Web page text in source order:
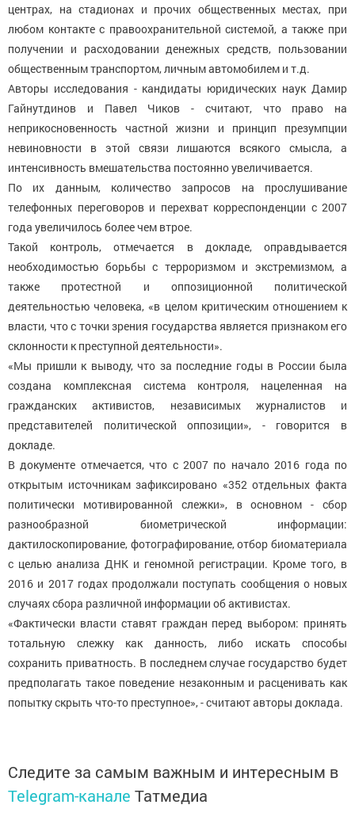
центрах, на стадионах и прочих общественных местах, при
любом контакте с правоохранительной системой, а также при
получении и расходовании денежных средств, пользовании
общественным транспортом, личным автомобилем и т.д.
Авторы исследования - кандидаты юридических наук Дамир
Гайнутдинов и Павел Чиков - считают, что право на
неприкосновенность частной жизни и принцип презумпции
невиновности в этой связи лишаются всякого смысла, а
интенсивность вмешательства постоянно увеличивается.
По их данным, количество запросов на прослушивание
телефонных переговоров и перехват корреспонденции с 2007
года увеличилось более чем втрое.
Такой контроль, отмечается в докладе, оправдывается
необходимостью борьбы с терроризмом и экстремизмом, а
также протестной и оппозиционной политической
деятельностью человека, «в целом критическим отношением к
власти, что с точки зрения государства является признаком его
склонности к преступной деятельности».
«Мы пришли к выводу, что за последние годы в России была
создана комплексная система контроля, нацеленная на
гражданских активистов, независимых журналистов и
представителей политической оппозиции», - говорится в
докладе.
В документе отмечается, что с 2007 по начало 2016 года по
открытым источникам зафиксировано «352 отдельных факта
политически мотивированной слежки», в основном - сбор
разнообразной биометрической информации:
дактилоскопирование, фотографирование, отбор биоматериала
с целью анализа ДНК и геномной регистрации. Кроме того, в
2016 и 2017 годах продолжали поступать сообщения о новых
случаях сбора различной информации об активистах.
«Фактически власти ставят граждан перед выбором: принять
тотальную слежку как данность, либо искать способы
сохранить приватность. В последнем случае государство будет
предполагать такое поведение незаконным и расценивать как
попытку скрыть что-то преступное», - считают авторы доклада.
Следите за самым важным и интересным в
Telegram-канале Татмедиа